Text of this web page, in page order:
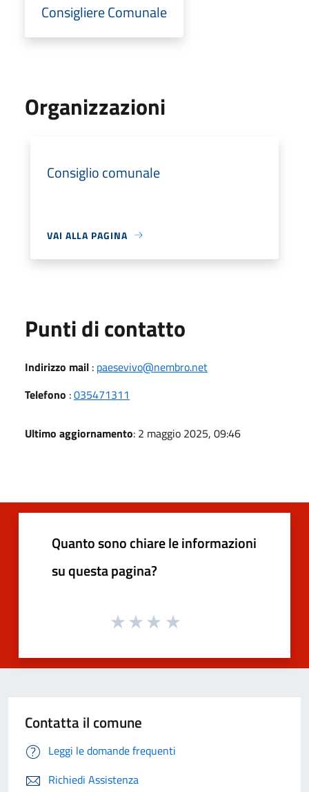
Consigliere Comunale
Organizzazioni
Consiglio comunale
VAI ALLA PAGINA
Punti di contatto
Indirizzo mail : paesevivo@nembro.net
Telefono :035471311
Ultimo aggiornamento: 2 maggio 2025, 09:46
Quanto sono chiare le informazioni
su questa pagina?
Contatta il comune
Leggi le domande frequenti
Richiedi Assistenza